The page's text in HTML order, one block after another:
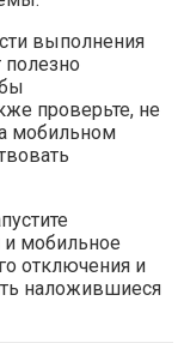
выполнения
проверьте, не
мобильном
мобильное
отключения и
наложившиеся